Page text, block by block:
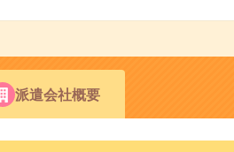
派遣会社概要